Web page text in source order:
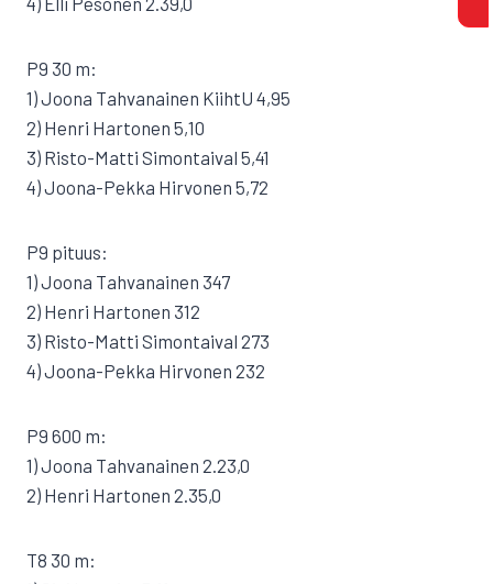
P9 30 m:
1) Joona Tahvanainen KiihtU 4,95
2) Henri Hartonen 5,10
3) Risto-Matti Simontaival 5,41
4) Joona-Pekka Hirvonen 5,72
P9 pituus:
1) Joona Tahvanainen 347
2) Henri Hartonen 312
3) Risto-Matti Simontaival 273
4) Joona-Pekka Hirvonen 232
P9 600 m:
1) Joona Tahvanainen 2.23,0
2) Henri Hartonen 2.35,0
T8 30 m: